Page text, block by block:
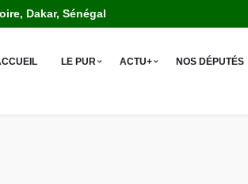
Dakar, Sénégal
LE PUR ACTU+ NOS DÉPUTÉS